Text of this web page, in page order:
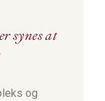
synes at
og